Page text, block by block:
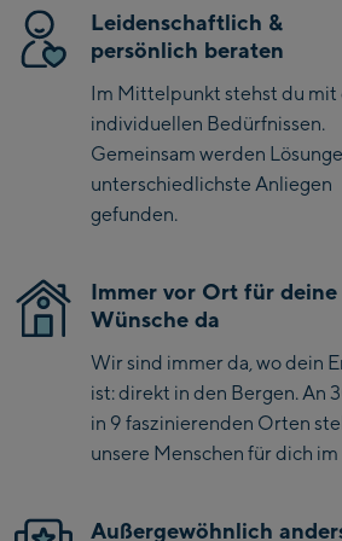
Saalbach Life.Style
Saalbach Zentrum
Kohlmaisbahn
Viehhofen Talstation
Salzburg:
McArthurGlen
Designer Outlet
Mayrhofen:
Penkenbahn Talstation
Leidenschaftlich &
persönlich beraten
Im Mittelpunkt stehst du mit
individuellen Bedürfnissen.
Gemeinsam werden
unterschiedlichste Anliegen
gefunden.
Immer vor Ort für deine
Wünsche da
Wir sind immer da, wo dein
ist: direkt in den Bergen. An
in 9 faszinierenden Orten
unsere Menschen für dich im
Außergewöhnlich